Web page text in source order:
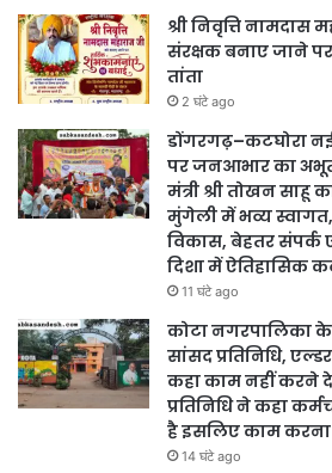
श्री निवृत्ति नामदास
संरक्षक बनाए जाने
तांता
2 घंटे ago
डोंगरगढ़–कटघोरा
पर जनआभार का
मंत्री श्री तोखन
मुंगेली में भव्य
विकास, बेहतर
दिशा में ऐतिहासिक
11 घंटे ago
कोटा नगरपालिका के
सांसद प्रतिनिधि,
कहा काम नहीं करने
प्रतिनिधि ने कहा
है इसलिए काम करना
14 घंटे ago